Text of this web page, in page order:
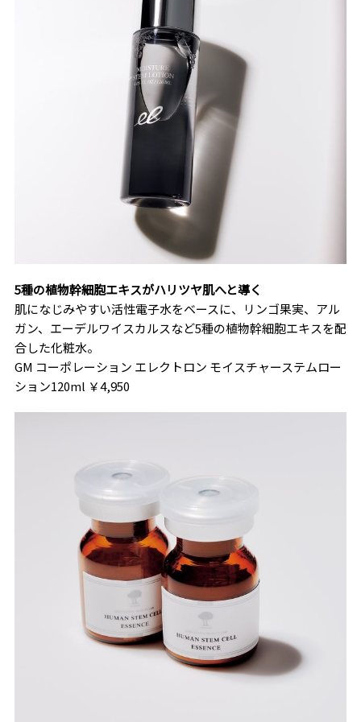
5種の植物幹細胞エキスがハリツヤ肌へと導く
肌になじみやすい活性電子水をベースに、リンゴ果実、アル
ガン、エーデルワイスカルスなど5種の植物幹細胞エキスを配
合した化粧水。
GM コーポレーション エレクトロン モイスチャーステムロー
ション120ml ￥4,950